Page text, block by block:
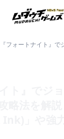
『フォートナイト』でジョン・ウィックの犬を救出する攻略